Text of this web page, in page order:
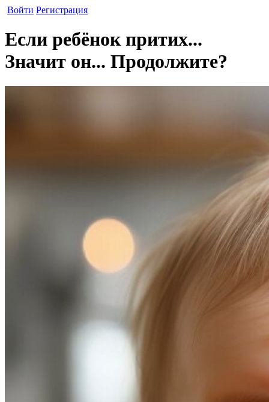
Войти Регистрация
Если ребёнок притих...
Значит он... Продолжите?